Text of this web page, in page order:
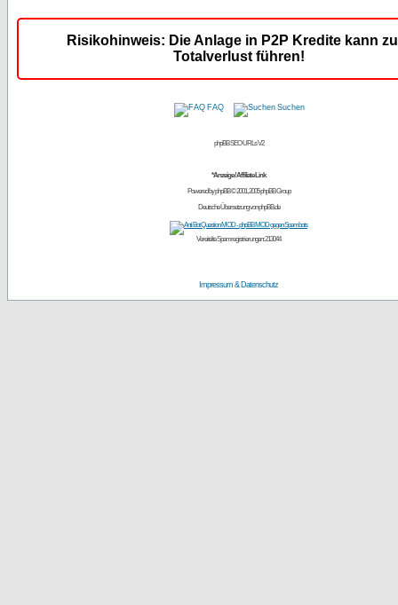
Risikohinweis: Die Anlage in P2P Kredite kann
Totalverlust führen!
FAQ Suchen
phpBB SEO URLs V2
*Anzeige / Affiliate Link
Powered byphpBB© 2001, 2005 phpBB Group
Deutsche Übersetzung vonphpBB.de
Vereitelte Spamregistrierungen: 213044
Impressum & Datenschutz